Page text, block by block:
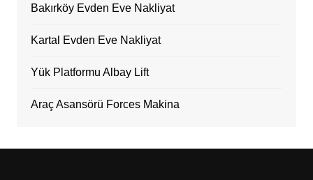
Bakırköy Evden Eve Nakliyat
Kartal Evden Eve Nakliyat
Yük Platformu Albay Lift
Araç Asansörü Forces Makina